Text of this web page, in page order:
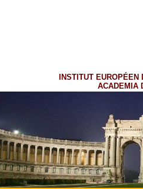
INSTITUT EUROPÉEN
ACADEMIA